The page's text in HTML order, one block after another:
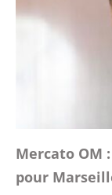
Mercato OM
pour